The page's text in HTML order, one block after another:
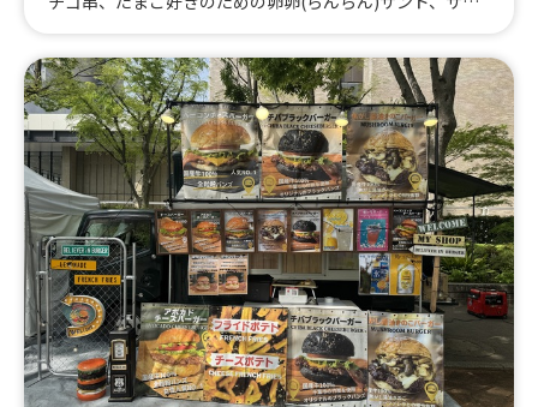
ボトル プリンミルク、たまごボトル コーヒーゼリーミ
ルク